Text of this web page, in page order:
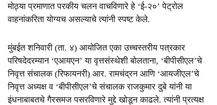
मोठ्या प्रमाणात परकीय चलन वाचविणारे हे ‘ई-२०’ पेट्रोल
वाहनांकरिता योग्यच असल्याचे त्यांनी स्पष्ट केले.
मुंबईत शनिवारी (ता. ४) आयोजित एका उच्चस्तरीय पत्रकार
परिषदेदरम्यान ‘एआयएन’ या वृत्तसंस्थेशी बोलताना, ‘बीपीसीएल’चे
निवृत्त संचालक (रिफायनरी) आर. रामचंद्रन आणि ‘आयजीएल’चे
निवृत्त अध्यक्ष व ‘बीपीसीएल’चे संचालक राजकुमार दुबे यांनी या
इंधनाबाबतचे गैरसमज पसरविणारे मुद्दे खोडून काढले. त्यांनी प्रत्यक्ष